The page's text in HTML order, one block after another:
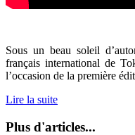
Sous un beau soleil
français international de
l’occasion de la première
Lire la suite
Plus d'articles...